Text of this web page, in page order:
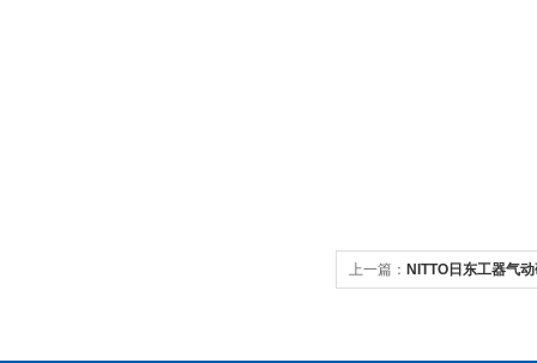
上一篇： NITTO日东工器气